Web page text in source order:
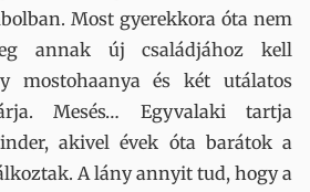
Most gyerekkora óta nem
annak új családjához kell
mostohaanya és két utálatos
Mesés… Egyvalaki tartja
akivel évek óta barátok a
A lány annyit tud, hogy a